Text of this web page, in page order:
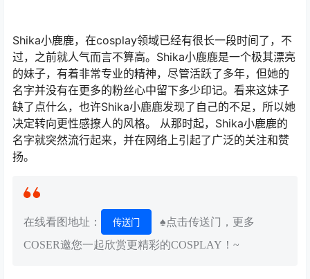
Shika小鹿鹿，在cosplay领域已经有很长一段时间了，不
过，之前就人气而言不算高。Shika小鹿鹿是一个极其漂亮
的妹子，有着非常专业的精神，尽管活跃了多年，但她的
名字并没有在更多的粉丝心中留下多少印记。看来这妹子
缺了点什么，也许Shika小鹿鹿发现了自己的不足，所以她
决定转向更性感撩人的风格。 从那时起，Shika小鹿鹿的
名字就突然流行起来，并在网络上引起了广泛的关注和赞
扬。
在线看图地址： 传送门
♠点击传送门，更多
COSER邀您一起欣赏更精彩的COSPLAY！~